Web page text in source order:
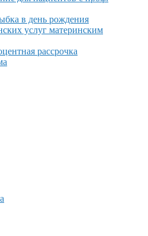
в день рождения
услуг материнским
рассрочка